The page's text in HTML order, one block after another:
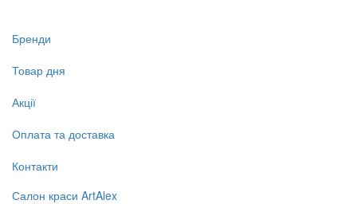
Бренди
Товар дня
Акції
Оплата та доставка
Контакти
Салон краси ArtAlex